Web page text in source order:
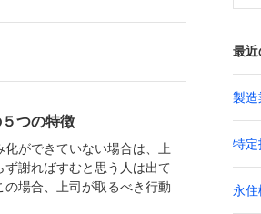
つの特徴
ができていない場合は、上
謝ればすむと思う人は出て
場合、上司が取るべき行動
最近
製造
特定
永